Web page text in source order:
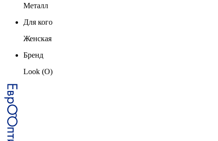
Металл
Для кого
Женская
Бренд
Look (O)